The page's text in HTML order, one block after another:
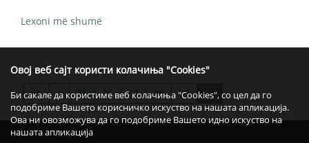
Овој веб сајт користи колачиња "Cookies"
Би сакале да користиме веб колачиња "Cookies", со цел да го
подобриме Вашето корисничко искуство на нашата апликација.
Ова ни овозможува да го подобриме Вашето идно искуство на
нашата апликација
Lexoni më shumë
>> < 35 36 37 38 39 40